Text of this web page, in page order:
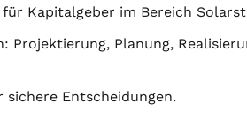
Kapitalgeber im Bereich
Projektierung, Planung,
Entscheidungen.